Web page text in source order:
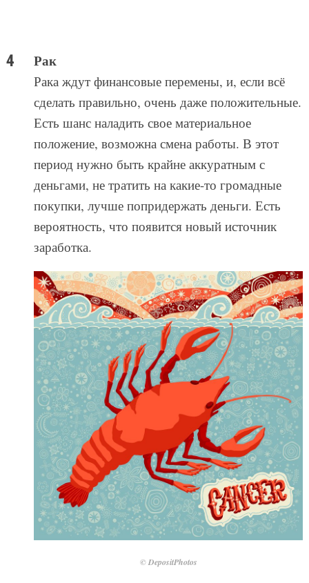
Рак
Рака ждут финансовые перемены, и, если всё
сделать правильно, очень даже положительные.
Есть шанс наладить свое материальное
положение, возможна смена работы. В этот
период нужно быть крайне аккуратным с
деньгами, не тратить на какие-то громадные
покупки, лучше попридержать деньги. Есть
вероятность, что появится новый источник
заработка.
© DepositPhotos